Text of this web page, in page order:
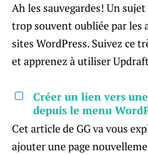
Ah les sauvegardes! Un
trop souvent oubliée par les
sites WordPress. Suivez ce
et apprenez à utiliser
Créer un lien vers
depuis le menu
Cet article de GG va vous
ajouter une page